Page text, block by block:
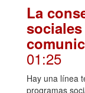
La
01:25
Hay una línea
programas